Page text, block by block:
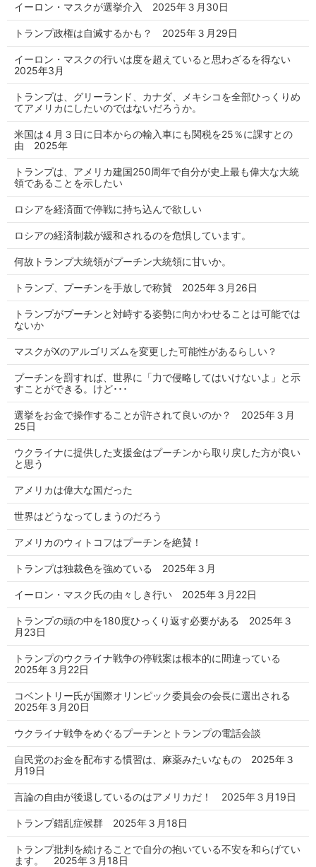
イーロン・マスクが選挙介入 2025年３月30日
トランプ政権は自滅するかも？ 2025年３月29日
イーロン・マスクの行いは度を超えていると思わざるを得ない
2025年3月
トランプは、グリーランド、カナダ、メキシコを全部ひっくりめ
てアメリカにしたいのではないだろうか。
米国は４月３日に日本からの輸入車にも関税を25％に課すとの
由 2025年
トランプは、アメリカ建国250周年で自分が史上最も偉大な大統
領であることを示したい
ロシアを経済面で停戦に持ち込んで欲しい
ロシアの経済制裁が緩和されるのを危惧しています。
何故トランプ大統領がプーチン大統領に甘いか。
トランプ、プーチンを手放しで称賛 2025年３月26日
トランプがプーチンと対峙する姿勢に向かわせることは可能では
ないか
マスクがXのアルゴリズムを変更した可能性があるらしい？
プーチンを罰すれば、世界に「力で侵略してはいけないよ」と示
すことができる。けど･･･
選挙をお金で操作することが許されて良いのか？ 2025年３月
25日
ウクライナに提供した支援金はプーチンから取り戻した方が良い
と思う
アメリカは偉大な国だった
世界はどうなってしまうのだろう
アメリカのウィトコフはプーチンを絶賛！
トランプは独裁色を強めている 2025年３月
イーロン・マスク氏の由々しき行い 2025年３月22日
トランプの頭の中を180度ひっくり返す必要がある 2025年３
月23日
トランプのウクライナ戦争の停戦案は根本的に間違っている
2025年３月22日
コベントリー氏が国際オリンピック委員会の会長に選出される
2025年３月20日
ウクライナ戦争をめぐるプーチンとトランプの電話会談
自民党のお金を配布する慣習は、麻薬みたいなもの 2025年３
月19日
言論の自由が後退しているのはアメリカだ！ 2025年３月19日
トランプ錯乱症候群 2025年３月18日
トランプ批判を続けることで自分の抱いている不安を和らげてい
ます。 2025年３月18日